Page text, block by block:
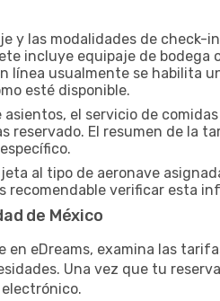
y las modalidades de check-
incluye equipaje de bodega
usualmente se habilita
esté disponible.
el servicio de
reservado. El resumen de la
al tipo de aeronave
verificar esta
de México
eDreams, examina las
Una vez que tu